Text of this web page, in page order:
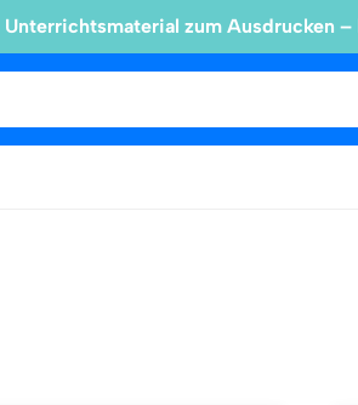
Unterrichtsmaterial zum Ausdrucken